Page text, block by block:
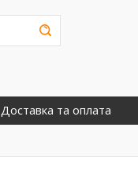
Доставка та оплата